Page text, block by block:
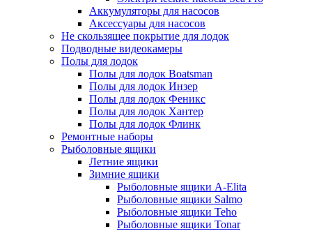
Аккумуляторы для насосов
Аксессуары для насосов
Не скользящее покрытие для лодок
Подводные видеокамеры
Полы для лодок
Полы для лодок Boatsman
Полы для лодок Инзер
Полы для лодок Феникс
Полы для лодок Хантер
Полы для лодок Флинк
Ремонтные наборы
Рыболовные ящики
Летние ящики
Зимние ящики
Рыболовные ящики A-Elita
Рыболовные ящики Salmo
Рыболовные ящики Teho
Рыболовные ящики Tonar